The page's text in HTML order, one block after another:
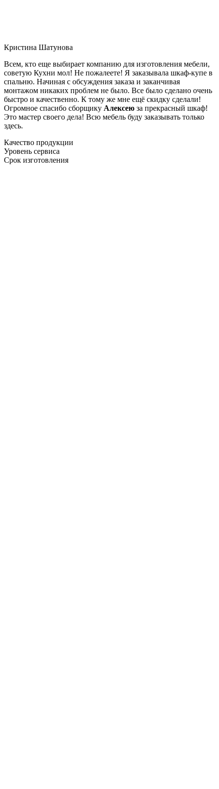
Кристина Шатунова
Всем, кто еще выбирает компанию для изготовления мебели,
советую Кухни мол! Не пожалеете! Я заказывала шкаф-купе в
спальню. Начиная с обсуждения заказа и заканчивая
монтажом никаких проблем не было. Все было сделано очень
быстро и качественно. К тому же мне ещё скидку сделали!
Огромное спасибо сборщику Алексею за прекрасный шкаф!
Это мастер своего дела! Всю мебель буду заказывать только
здесь.
Качество продукции
Уровень сервиса
Срок изготовления